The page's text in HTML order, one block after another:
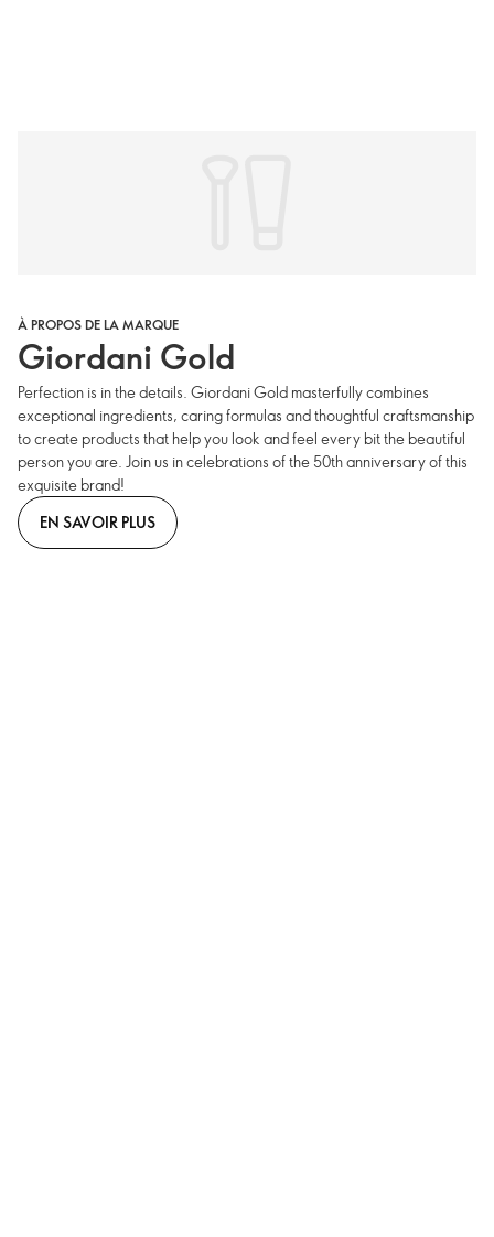
À PROPOS DE LA MARQUE
Giordani Gold
Perfection is in the details. Giordani Gold masterfully combines
exceptional ingredients, caring formulas and thoughtful craftsmanship
to create products that help you look and feel every bit the beautiful
person you are. Join us in celebrations of the 50th anniversary of this
exquisite brand!
EN SAVOIR PLUS